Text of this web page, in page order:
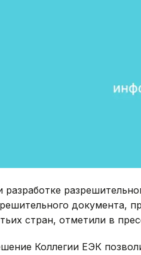
разработке
документа,
стран, отметили в
Коллегии ЕЭК